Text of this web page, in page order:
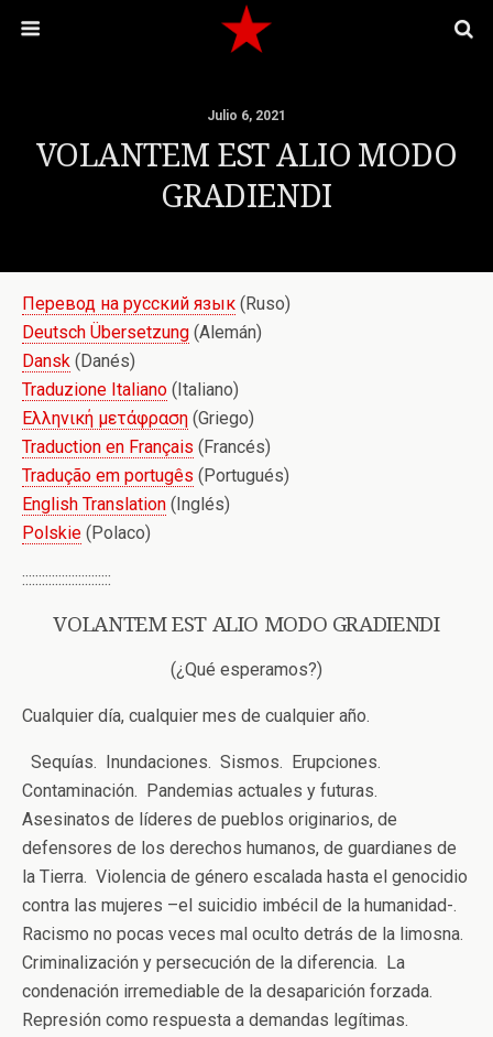
Julio 6, 2021
VOLANTEM EST ALIO MODO
GRADIENDI
Перевод на русский язык (Ruso)
Deutsch Übersetzung (Alemán)
Dansk (Danés)
Traduzione Italiano (Italiano)
Ελληνική μετάφραση (Griego)
Traduction en Français (Francés)
Tradução em portugês (Portugués)
English Translation (Inglés)
Polskie (Polaco)
:::::::::::::::::::::::::::
VOLANTEM EST ALIO MODO GRADIENDI
(¿Qué esperamos?)
Cualquier día, cualquier mes de cualquier año.
Sequías. Inundaciones. Sismos. Erupciones.
Contaminación. Pandemias actuales y futuras.
Asesinatos de líderes de pueblos originarios, de
defensores de los derechos humanos, de guardianes de
la Tierra. Violencia de género escalada hasta el genocidio
contra las mujeres –el suicidio imbécil de la humanidad-.
Racismo no pocas veces mal oculto detrás de la limosna.
Criminalización y persecución de la diferencia. La
condenación irremediable de la desaparición forzada.
Represión como respuesta a demandas legítimas.